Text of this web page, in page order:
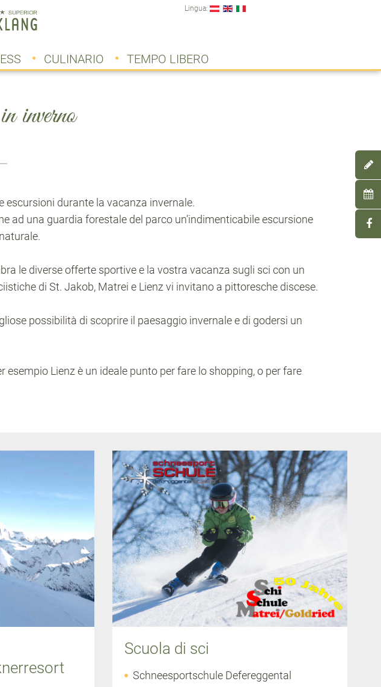
Lingua:
CULINARIO TEMPO LIBERO
inverno
escursioni durante la vacanza invernale.
ad una guardia forestale del parco un’indimenticabile escursione
le diverse offerte sportive e la vostra vacanza sugli sci con un
di St. Jakob, Matrei e Lienz vi invitano a pittoresche discese.
possibilità di scoprire il paesaggio invernale e di godersi un
Lienz è un ideale punto per fare lo shopping, o per fare
Scuola di sci
Schneesportschule Defereggental